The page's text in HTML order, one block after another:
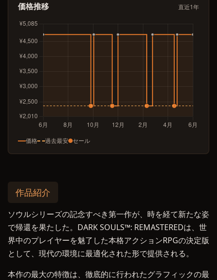
価格推移 直近1年
価格 過去最安 セール
作品紹介
ソウルシリーズの記念すべき第一作が、時を経て新たな姿
で帰還を果たした。DARK SOULS™: REMASTEREDは、世
界中のプレイヤーを魅了した本格アクションRPGの決定版
として、現代の環境に最適化された形で提供される。
本作の最大の特徴は、徹底的に行われたグラフィックの最